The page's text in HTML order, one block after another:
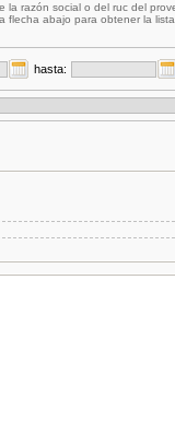
la razón social o del ruc del
flecha abajo para obtener la lista
hasta: